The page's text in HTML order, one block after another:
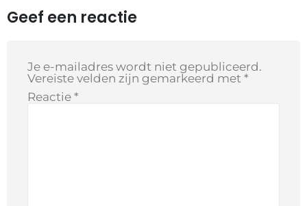
Geef een reactie
Je e-mailadres wordt niet gepubliceerd.
Vereiste velden zijn gemarkeerd met *
Reactie *